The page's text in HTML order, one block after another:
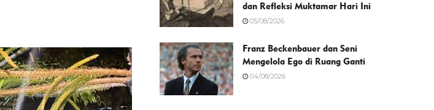
dan Refleksi Muktamar Hari Ini
05/08/2026
Franz Beckenbauer dan Seni
Mengelola Ego di Ruang Ganti
04/08/2026